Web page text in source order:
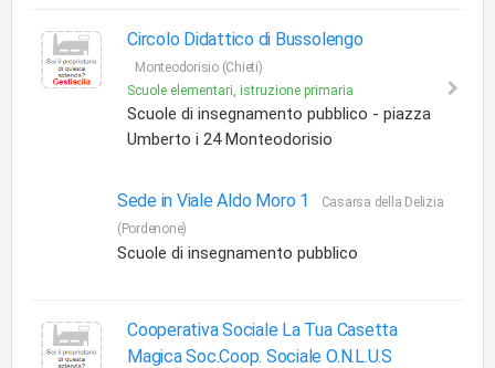
Circolo Didattico di Bussolengo
Monteodorisio (Chieti)
Scuole elementari, istruzione primaria
Scuole di insegnamento pubblico - piazza
Umberto i 24 Monteodorisio
Sede in Viale Aldo Moro 1
Casarsa della Delizia
(Pordenone)
Scuole di insegnamento pubblico
Cooperativa Sociale La Tua Casetta
Magica Soc.Coop. Sociale O.N.L.U.S